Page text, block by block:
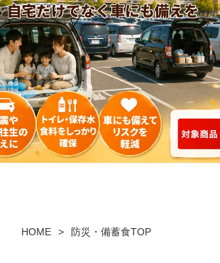
HOME 防災・備蓄食TOP